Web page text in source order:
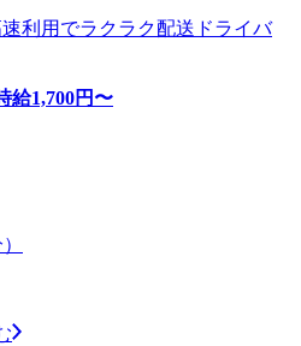
利用でラクラク配送ドライバ
給1,700円〜